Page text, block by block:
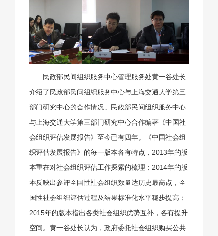
民政部民间组织服务中心管理服务处黄一谷处长
介绍了民政部民间组织服务中心与上海交通大学第三
部门研究中心的合作情况。民政部民间组织服务中心
与上海交通大学第三部门研究中心合作编著《中国社
会组织评估发展报告》至今已有四年。《中国社会组
织评估发展报告》的每一版本各有特点，2013年的版
本重在对社会组织评估工作探索的梳理；2014年的版
本反映出参评全国性社会组织数量达历史最高点，全
国性社会组织评估过程及结果标准化水平稳步提高；
2015年的版本指出各类社会组织优势互补，各有提升
空间。黄一谷处长认为，政府委托社会组织购买公共